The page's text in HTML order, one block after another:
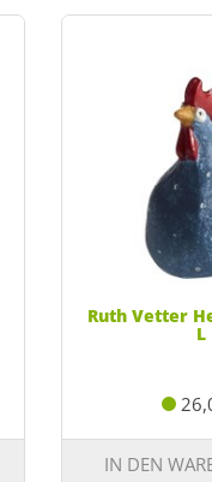
Ruth Vetter
L
IN DEN